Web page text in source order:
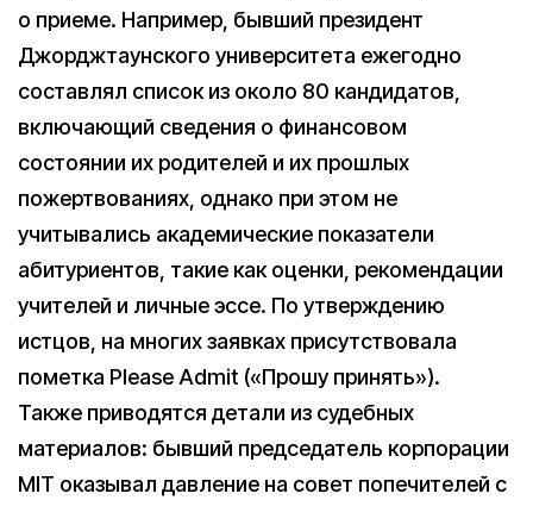
о приеме. Например, бывший президент
Джорджтаунского университета ежегодно
составлял список из около 80 кандидатов,
включающий сведения о финансовом
состоянии их родителей и их прошлых
пожертвованиях, однако при этом не
учитывались академические показатели
абитуриентов, такие как оценки, рекомендации
учителей и личные эссе. По утверждению
истцов, на многих заявках присутствовала
пометка Please Admit («Прошу принять»).
Также приводятся детали из судебных
материалов: бывший председатель корпорации
MIT оказывал давление на совет попечителей с